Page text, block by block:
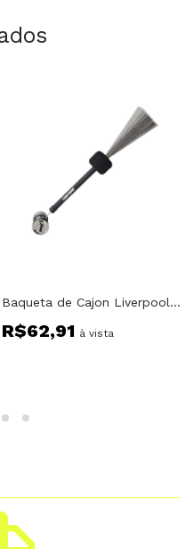
Baqueta de Cajon Liverpool VAC003 Vassourinha Sambossa
R$62,91 à vista